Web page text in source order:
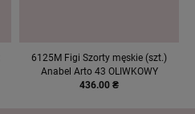
6125М Figi Szorty męskie (szt.)
Anabel Arto 43 OLIWKOWY
436.00 ₴